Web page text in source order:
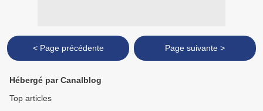
< Page précédente Page suivante >
Hébergé par Canalblog
Top articles